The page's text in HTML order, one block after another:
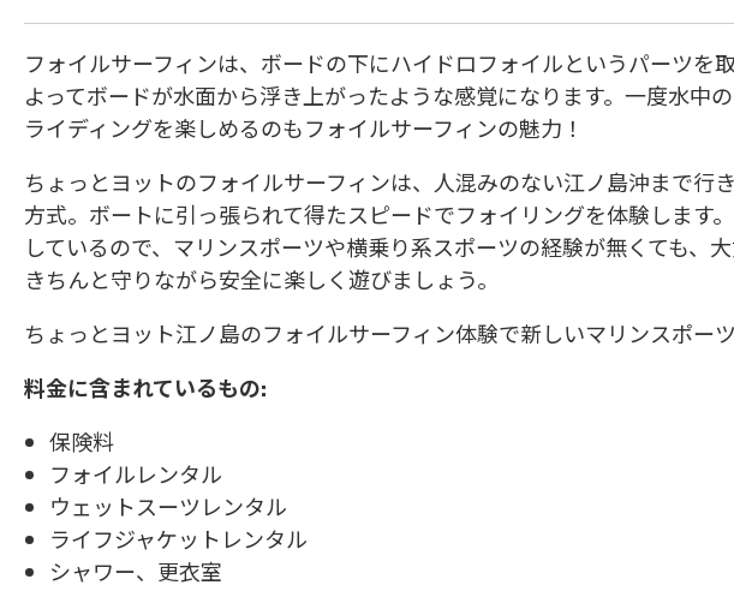
フォイルサーフィンは、ボードの下にハイドロフォイルというパーツを
よってボードが水面から浮き上がったような感覚になります。一度水中
ライディングを楽しめるのもフォイルサーフィンの魅力！
ちょっとヨットのフォイルサーフィンは、人混みのない江ノ島沖まで行
方式。ボートに引っ張られて得たスピードでフォイリングを体験します
しているので、マリンスポーツや横乗り系スポーツの経験が無くても、
きちんと守りながら安全に楽しく遊びましょう。
ちょっとヨット江ノ島のフォイルサーフィン体験で新しいマリンスポー
料金に含まれているもの:
保険料
フォイルレンタル
ウェットスーツレンタル
ライフジャケットレンタル
シャワー、更衣室